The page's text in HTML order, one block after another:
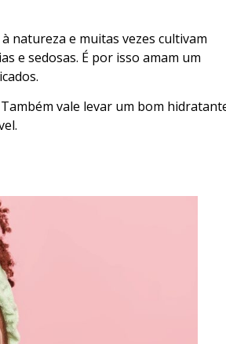
natureza e muitas vezes cultivam
e sedosas. É por isso amam um
vale levar um bom